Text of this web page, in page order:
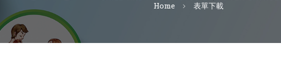
Home 表單下載